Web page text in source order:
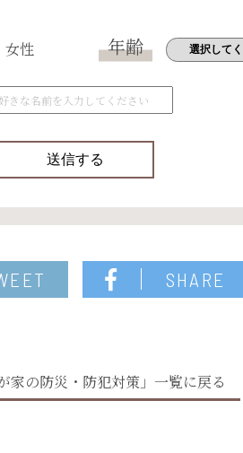
女性 年齢
SHARE
家の防災・防犯対策」一覧に戻る